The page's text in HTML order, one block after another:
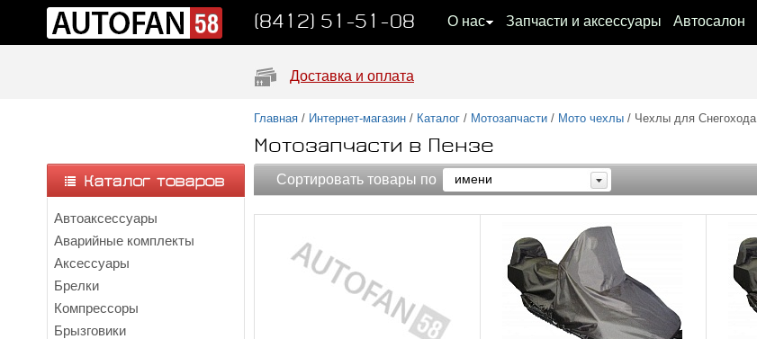
(8412) 51-51-08 О нас Запчасти и аксессуары Автосалон
Доставка и оплата
Автоаксессуары
Аварийные комплекты
Аксессуары
Брелки
Компрессоры
Брызговики
Главная / Интернет-магазин / Каталог / Мотозапчасти / Мото чехлы / Чехлы для Снегохода
Мотозапчасти в Пензе
Сортировать товары по имени